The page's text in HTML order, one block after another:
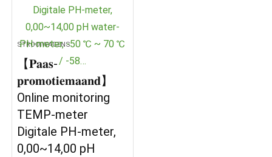
STROOIWAGENS
【𝐏𝐚𝐚𝐬-
𝐩𝐫𝐨𝐦𝐨𝐭𝐢𝐞𝐦𝐚𝐚𝐧𝐝】
Online monitoring
TEMP-meter
Digitale PH-meter,
0,00~14,00 pH